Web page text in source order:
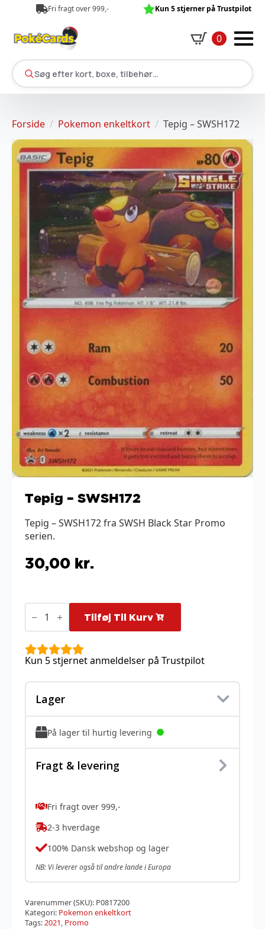
Fri fragt over 999,- Kun 5 stjerner på Trustpilot
0
Søg efter kort, boxe, tilbehør…
Forside Pokemon enkeltkort Tepig – SWSH172
Tepig – SWSH172
Tepig – SWSH172 fra SWSH Black Star Promo
serien.
30,00 kr.
Tepig
antal
Tilføj Til Kurv
Kun 5 stjernet anmeldelser på Trustpilot
Lager
På lager til hurtig levering
Fragt & levering
Fri fragt over 999,-
2-3 hverdage
100% Dansk webshop og lager
NB: Vi leverer også til andre lande i Europa
Varenummer (SKU): P0817200
Kategori: Pokemon enkeltkort
Tags:2021, Promo